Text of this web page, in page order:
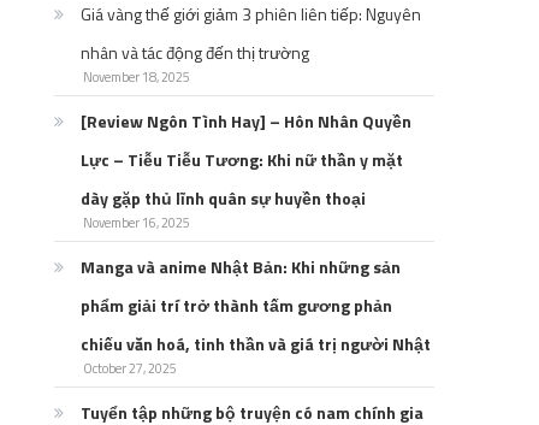
Giá vàng thế giới giảm 3 phiên liên tiếp: Nguyên
nhân và tác động đến thị trường
November 18, 2025
[Review Ngôn Tình Hay] – Hôn Nhân Quyền
Lực – Tiễu Tiễu Tương: Khi nữ thần y mặt
dày gặp thủ lĩnh quân sự huyền thoại
November 16, 2025
Manga và anime Nhật Bản: Khi những sản
phẩm giải trí trở thành tấm gương phản
chiếu văn hoá, tinh thần và giá trị người Nhật
October 27, 2025
Tuyển tập những bộ truyện có nam chính gia